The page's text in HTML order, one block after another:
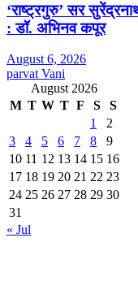
‘राष्ट्रगुरु’ सर
: डॉ. अभिनव कपूर
August 6, 2026
parvat Vani
August 2026
M T W T F S
S
1
2
3
4 5 6 7 8
9
10 11 12 13 14 15 16
17 18 19 20 21 22 23
24 25 26 27 28 29 30
31
« Jul